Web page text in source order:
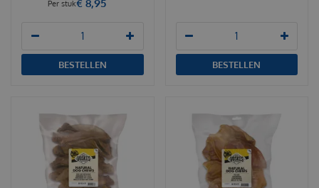
€ 8,95
Per stuk
BESTELLEN BESTELLEN